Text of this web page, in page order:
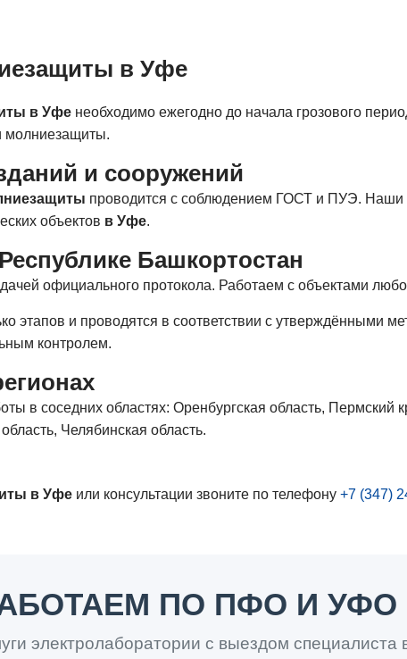
в Уфе
в Уфе необходимо ежегодно до начала грозового
молниезащиты.
и сооружений
проводится с соблюдением ГОСТ и ПУЭ. Наши
объектов в Уфе.
Башкортостан
официального протокола. Работаем с объектами
этапов и проводятся в соответствии с утверждёнными
контролем.
в соседних областях: Оренбургская область, Пермский
Челябинская область.
в Уфе или консультации звоните по телефону +7 (347)
ПО ПФО И УФО
электролаборатории с выездом специалиста